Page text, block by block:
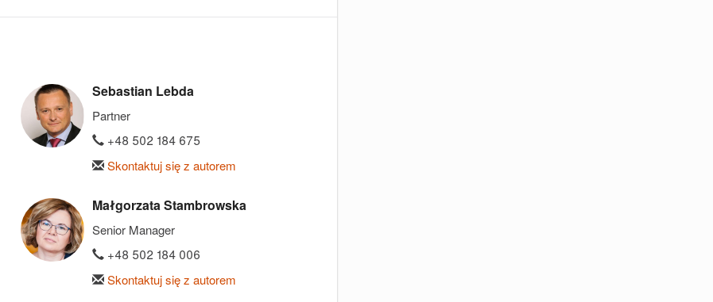
Sebastian Lebda
Partner
+48 502 184 675
Skontaktuj się z autorem
Małgorzata Stambrowska
Senior Manager
+48 502 184 006
Skontaktuj się z autorem